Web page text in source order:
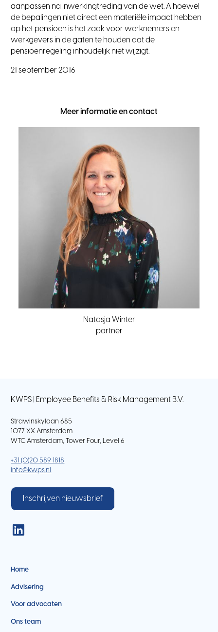
aanpassen na inwerkingtreding van de wet. Alhoewel
de bepalingen niet direct een materiële impact hebben
op het pensioen is het zaak voor werknemers en
werkgevers in de gaten te houden dat de
pensioenregeling inhoudelijk niet wijzigt.
21 september 2016
Meer informatie en contact
Natasja Winter
partner
KWPS | Employee Benefits & Risk Management B.V.
Strawinskylaan 685
1077 XX Amsterdam
WTC Amsterdam, Tower Four, Level 6
+31 (0)20 589 1818
info@kwps.nl
Inschrijven nieuwsbrief
Home
Advisering
Voor advocaten
Ons team